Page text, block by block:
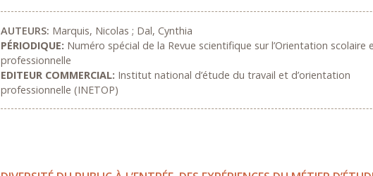
AUTEURS: Marquis, Nicolas ; Dal, Cynthia
PÉRIODIQUE: Numéro spécial de la Revue scientifique sur l’Orientation scolaire
professionnelle
EDITEUR COMMERCIAL: Institut national d’étude du travail et d’orientation
professionnelle (INETOP)